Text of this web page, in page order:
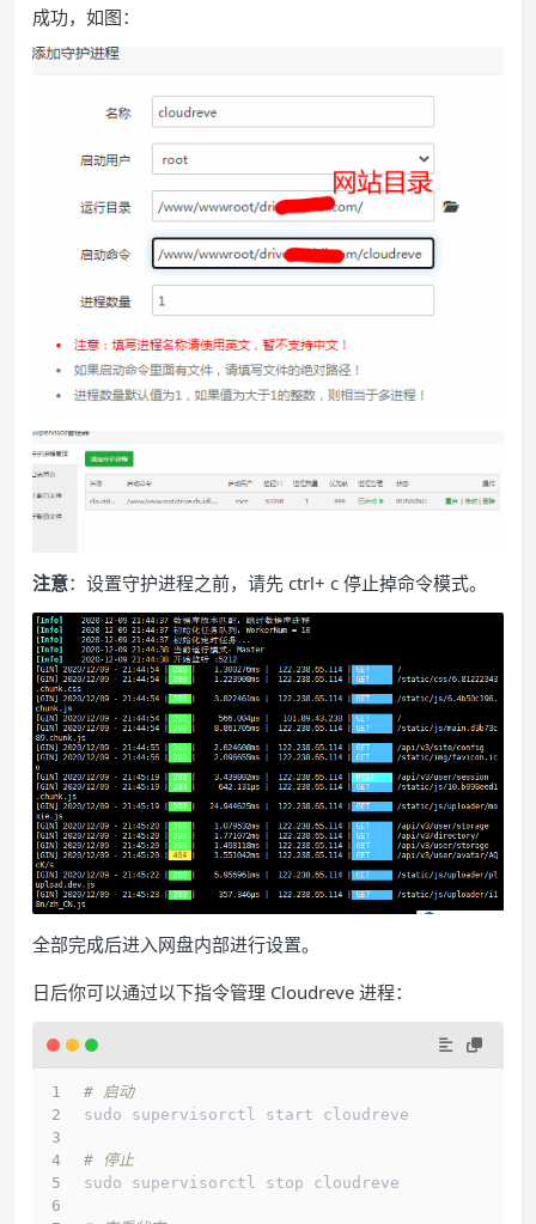
成功，如图：
注意：设置守护进程之前，请先 ctrl+ c 停止掉命令模式。
全部完成后进入网盘内部进行设置。
日后你可以通过以下指令管理 Cloudreve 进程：
# 启动
sudo supervisorctl start cloudreve
# 停止
sudo supervisorctl stop cloudreve